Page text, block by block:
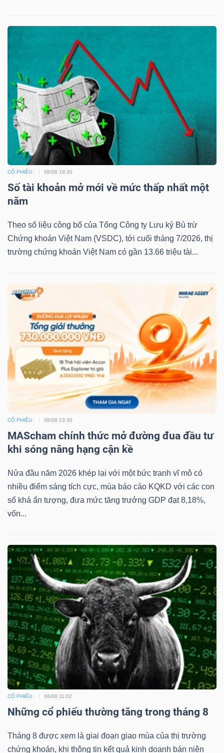
CỔ PHIẾU 06/08 19:20
Số tài khoản mở mới về mức thấp nhất một
năm
Theo số liệu công bố của Tổng Công ty Lưu ký Bù trừ
Chứng khoán Việt Nam (VSDC), tới cuối tháng 7/2026, thị
trường chứng khoán Việt Nam có gần 13.66 triệu tài...
CỔ PHIẾU 06/08 13:30
MAScham chính thức mở đường đua đầu tư
khi sóng nâng hạng cận kề
Nửa đầu năm 2026 khép lại với một bức tranh vĩ mô có
nhiều điểm sáng tích cực, mùa báo cáo KQKD với các con
số khá ấn tượng, đưa mức tăng trưởng GDP đạt 8,18%,
vốn...
CỔ PHIẾU 06/08 11:02
Những cổ phiếu thường tăng trong tháng 8
Tháng 8 được xem là giai đoạn giao mùa của thị trường
chứng khoán, khi thông tin kết quả kinh doanh bán niên